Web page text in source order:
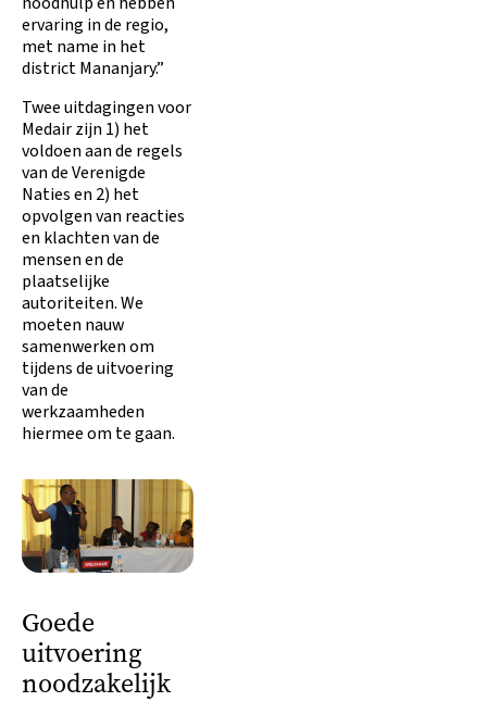
ervaring in de regio,
met name in het
district Mananjary.”
Twee uitdagingen voor
Medair zijn 1) het
voldoen aan de regels
van de Verenigde
Naties en 2) het
opvolgen van reacties
en klachten van de
mensen en de
plaatselijke
autoriteiten. We
moeten nauw
samenwerken om
tijdens de uitvoering
van de
werkzaamheden
hiermee om te gaan.
Goede
uitvoering
noodzakelijk